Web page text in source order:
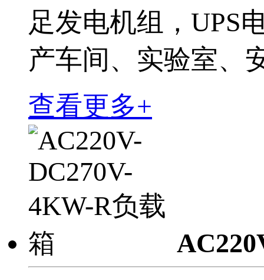
足发电机组，UPS
产车间、实验室、
查看更多+